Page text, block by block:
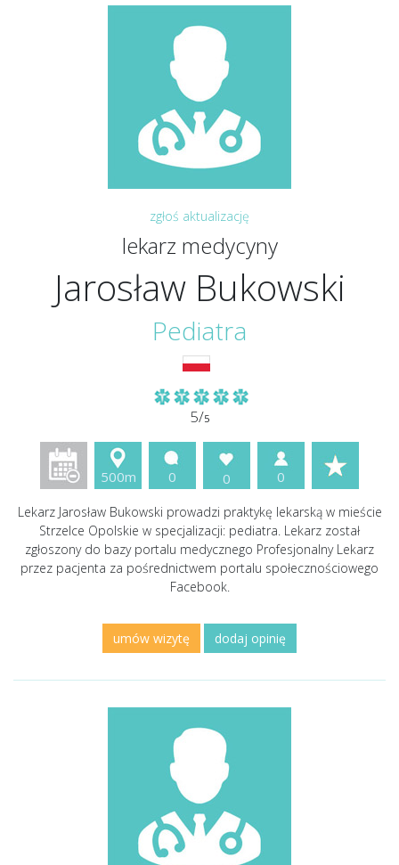
zgłoś aktualizację
lekarz medycyny
Jarosław Bukowski
Pediatra
5/5
500m 0 0 0
Lekarz Jarosław Bukowski prowadzi praktykę lekarską w mieście
Strzelce Opolskie w specjalizacji: pediatra. Lekarz został
zgłoszony do bazy portalu medycznego Profesjonalny Lekarz
przez pacjenta za pośrednictwem portalu społecznościowego
Facebook.
umów wizytę dodaj opinię